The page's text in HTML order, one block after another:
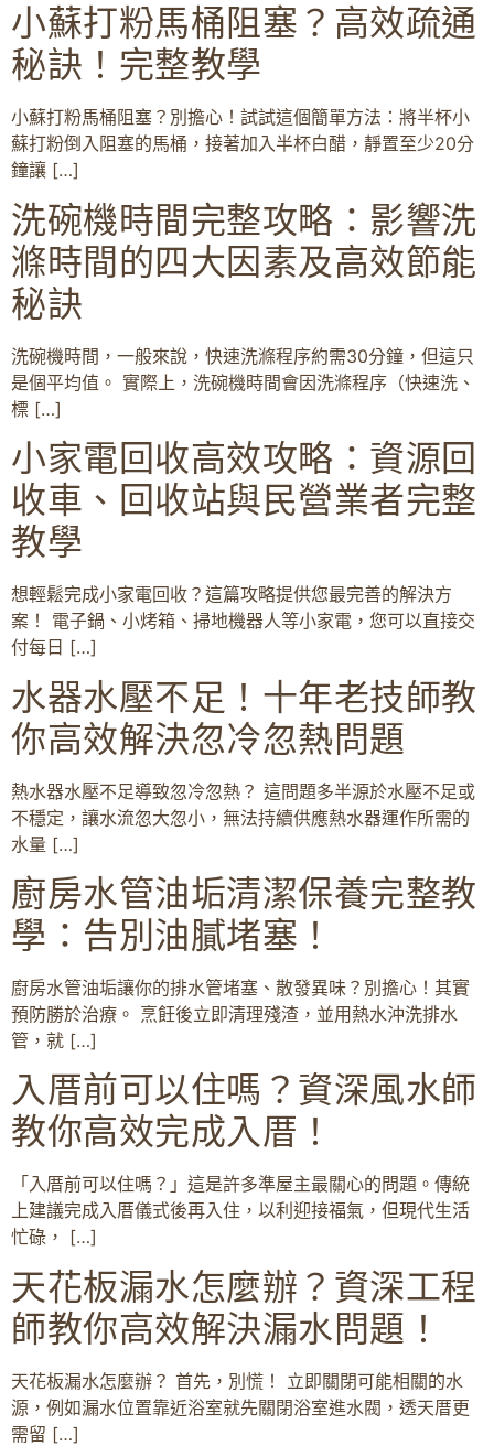
小蘇打粉馬桶阻塞？高效疏通
秘訣！完整教學
小蘇打粉馬桶阻塞？別擔心！試試這個簡單方法：將半杯小
蘇打粉倒入阻塞的馬桶，接著加入半杯白醋，靜置至少20分
鐘讓 […]
洗碗機時間完整攻略：影響洗
滌時間的四大因素及高效節能
秘訣
洗碗機時間，一般來說，快速洗滌程序約需30分鐘，但這只
是個平均值。 實際上，洗碗機時間會因洗滌程序（快速洗、
標 […]
小家電回收高效攻略：資源回
收車、回收站與民營業者完整
教學
想輕鬆完成小家電回收？這篇攻略提供您最完善的解決方
案！ 電子鍋、小烤箱、掃地機器人等小家電，您可以直接交
付每日 […]
水器水壓不足！十年老技師教
你高效解決忽冷忽熱問題
熱水器水壓不足導致忽冷忽熱？ 這問題多半源於水壓不足或
不穩定，讓水流忽大忽小，無法持續供應熱水器運作所需的
水量 […]
廚房水管油垢清潔保養完整教
學：告別油膩堵塞！
廚房水管油垢讓你的排水管堵塞、散發異味？別擔心！其實
預防勝於治療。 烹飪後立即清理殘渣，並用熱水沖洗排水
管，就 […]
入厝前可以住嗎？資深風水師
教你高效完成入厝！
「入厝前可以住嗎？」這是許多準屋主最關心的問題。傳統
上建議完成入厝儀式後再入住，以利迎接福氣，但現代生活
忙碌， […]
天花板漏水怎麼辦？資深工程
師教你高效解決漏水問題！
天花板漏水怎麼辦？ 首先，別慌！ 立即關閉可能相關的水
源，例如漏水位置靠近浴室就先關閉浴室進水閥，透天厝更
需留 […]